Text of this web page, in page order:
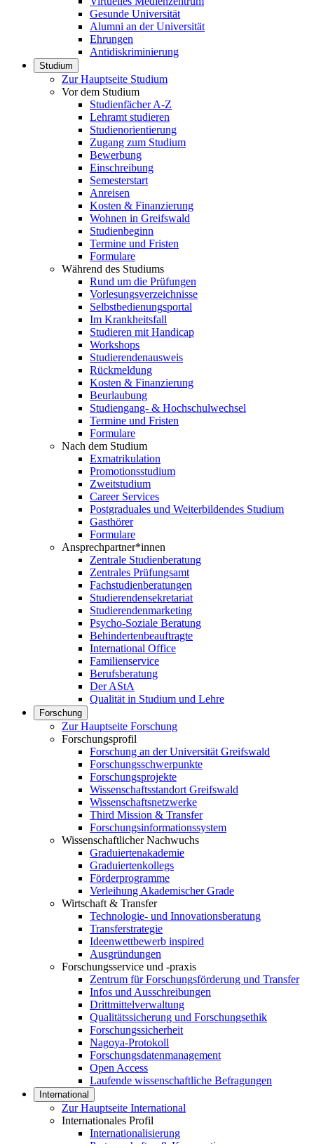
Gesunde Universität
Alumni an der Universität
Ehrungen
Antidiskriminierung
Studium
Zur Hauptseite Studium
Vor dem Studium
Studienfächer A-Z
Lehramt studieren
Studienorientierung
Zugang zum Studium
Bewerbung
Einschreibung
Semesterstart
Anreisen
Kosten & Finanzierung
Wohnen in Greifswald
Studienbeginn
Termine und Fristen
Formulare
Während des Studiums
Rund um die Prüfungen
Vorlesungsverzeichnisse
Selbstbedienungsportal
Im Krankheitsfall
Studieren mit Handicap
Workshops
Studierendenausweis
Rückmeldung
Kosten & Finanzierung
Beurlaubung
Studiengang- & Hochschulwechsel
Termine und Fristen
Formulare
Nach dem Studium
Exmatrikulation
Promotionsstudium
Zweitstudium
Career Services
Postgraduales und Weiterbildendes Studium
Gasthörer
Formulare
Ansprechpartner*innen
Zentrale Studienberatung
Zentrales Prüfungsamt
Fachstudienberatungen
Studierendensekretariat
Studierendenmarketing
Psycho-Soziale Beratung
Behindertenbeauftragte
International Office
Familienservice
Berufsberatung
Der AStA
Qualität in Studium und Lehre
Forschung
Zur Hauptseite Forschung
Forschungsprofil
Forschung an der Universität Greifswald
Forschungsschwerpunkte
Forschungsprojekte
Wissenschaftsstandort Greifswald
Wissenschaftsnetzwerke
Third Mission & Transfer
Forschungsinformationssystem
Wissenschaftlicher Nachwuchs
Graduiertenakademie
Graduiertenkollegs
Förderprogramme
Verleihung Akademischer Grade
Wirtschaft & Transfer
Technologie- und Innovationsberatung
Transferstrategie
Ideenwettbewerb inspired
Ausgründungen
Forschungsservice und -praxis
Zentrum für Forschungsförderung und Transfer
Infos und Ausschreibungen
Drittmittelverwaltung
Qualitätssicherung und Forschungsethik
Forschungssicherheit
Nagoya-Protokoll
Forschungsdatenmanagement
Open Access
Laufende wissenschaftliche Befragungen
International
Zur Hauptseite International
Internationales Profil
Internationalisierung